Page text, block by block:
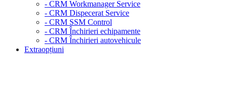
- CRM Workmanager Service
- CRM Dispecerat Service
- CRM SSM Control
- CRM Închirieri echipamente
- CRM Închirieri autovehicule
Extraopțiuni